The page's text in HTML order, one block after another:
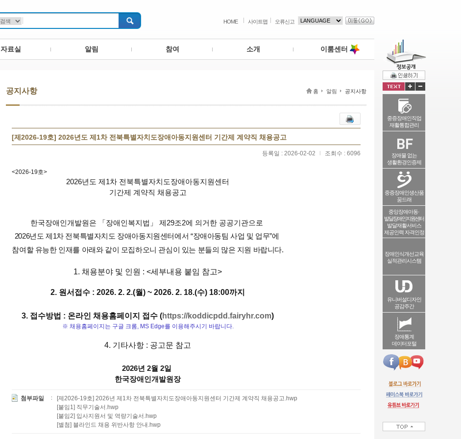
HOME 사이트맵 오류신고
자료실 알림 참여 소개 이룸센터
공지사항 홈 알림 공지사항
[제2026-19호] 2026년도 제1차 전북특별자치도장애아동지원센터 기간제 계약직 채용공고
등록일 : 2026-02-02 조회수 : 6096
<2026-19호>
2026년도 제 1차 전북특별자치도장애아동지원센터
기간제 계약직 채용공고
한국장애인개발원은 「 장애인복지법 」
제29조2에 의거한 공공기관으로
2026년도 제 1차 전북특별자치도 장애아동지원센터에서 “장애아동팀 사업 및 업무”에
참여할 유능한 인재를 아래와 같이 모집하오니 관심이 있는 분들의 많은 지원 바랍니다.
1. 채용분야 및 인원 : <세부내용 붙임 참고>
2. 원서접수 : 2026. 2. 2.(월) ~ 2026. 2. 18.(수) 18:00까지
3. 접수방법 : 온라인 채용홈페이지 접수 (https://koddicpdd.fairyhr.com)
※ 채용홈페이지는 구글 크롬, MS Edge를 이용해주시기 바랍니다.
4. 기타사항 : 공고문 참고
2026년 2월 2일
한국장애인개발원장
첨부파일
[제2026-19호] 2026년 제1차 전북특별자치도장애아동지원센터 기간제 계약직 채용공고.hwp
[붙임1] 직무기술서.hwp
[붙임2] 입사지원서 및 역량기술서.hwp
[별첨] 블라인드 채용 위반사항 안내.hwp
중증장애인직업
재활통합관리
장애물 없는
생활환경인증제
중증장애인생산품
꿈드래
중앙장애아동·
발달장애인지원센터
발달재활서비스
제공인력 자격인정
장애인식개선교육
실적관리시스템
유니버설디자인
공감주간
장애통계
데이터포털